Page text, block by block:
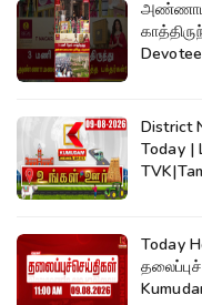
District
Today |
Today